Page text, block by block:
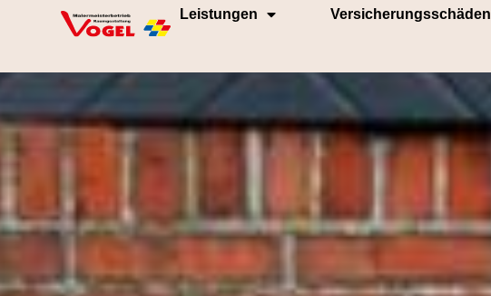
Leistungen Versicherungsschäden